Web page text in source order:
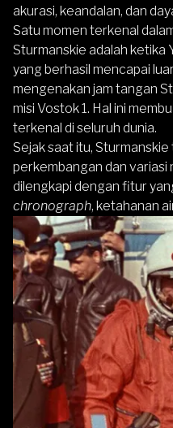
akurasi, keandalan, dan
Satu momen terkenal
Sturmanskie adalah ketika
yang berhasil mencapai
mengenakan jam tangan
misi Vostok 1. Hal ini
terkenal di seluruh dunia.
Sejak saat itu,
perkembangan dan variasi
dilengkapi dengan fitur
chronograph, ketahanan